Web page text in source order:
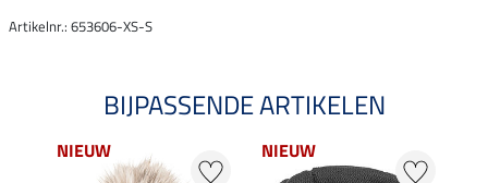
Artikelnr.: 653606-XS-S
BIJPASSENDE ARTIKELEN
NIEUW NIEUW